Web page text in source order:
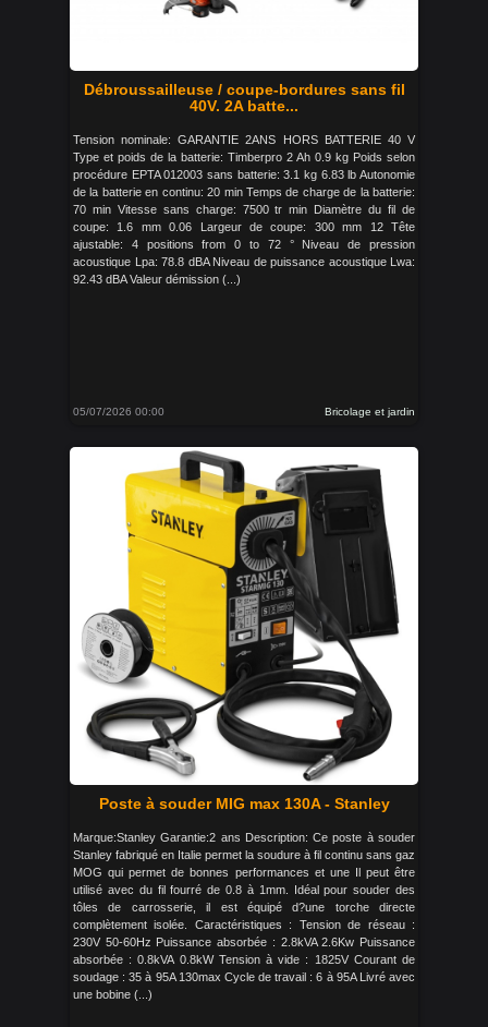
Débroussailleuse / coupe-bordures sans fil
40V. 2A batte...
Tension nominale: GARANTIE 2ANS HORS BATTERIE 40 V
Type et poids de la batterie: Timberpro 2 Ah 0.9 kg Poids selon
procédure EPTA 012003 sans batterie: 3.1 kg 6.83 lb Autonomie
de la batterie en continu: 20 min Temps de charge de la batterie:
70 min Vitesse sans charge: 7500 tr min Diamètre du fil de
coupe: 1.6 mm 0.06 Largeur de coupe: 300 mm 12 Tête
ajustable: 4 positions from 0 to 72 ° Niveau de pression
acoustique Lpa: 78.8 dBA Niveau de puissance acoustique Lwa:
92.43 dBA Valeur démission (...)
05/07/2026 00:00 Bricolage et jardin
Poste à souder MIG max 130A - Stanley
Marque:Stanley Garantie:2 ans Description: Ce poste à souder
Stanley fabriqué en Italie permet la soudure à fil continu sans gaz
MOG qui permet de bonnes performances et une Il peut être
utilisé avec du fil fourré de 0.8 à 1mm. Idéal pour souder des
tôles de carrosserie, il est équipé d?une torche directe
complètement isolée. Caractéristiques : Tension de réseau :
230V 50-60Hz Puissance absorbée : 2.8kVA 2.6Kw Puissance
absorbée : 0.8kVA 0.8kW Tension à vide : 1825V Courant de
soudage : 35 à 95A 130max Cycle de travail : 6 à 95A Livré avec
une bobine (...)